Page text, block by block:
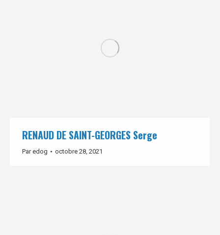
RENAUD DE SAINT-GEORGES Serge
Paredog octobre 28, 2021